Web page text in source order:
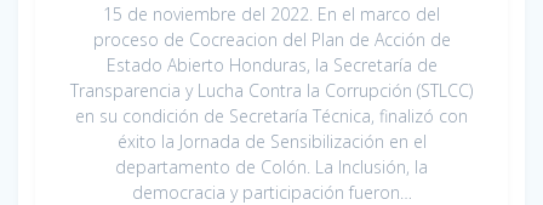
15 de noviembre del 2022. En el marco del
proceso de Cocreacion del Plan de Acción de
Estado Abierto Honduras, la Secretaría de
Transparencia y Lucha Contra la Corrupción (STLCC)
en su condición de Secretaría Técnica, finalizó con
éxito la Jornada de Sensibilización en el
departamento de Colón. La Inclusión, la
democracia y participación fueron…